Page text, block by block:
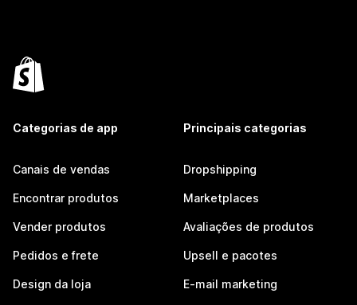
Categorias de app
Canais de vendas
Encontrar produtos
Vender produtos
Pedidos e frete
Design da loja
Principais categorias
Dropshipping
Marketplaces
Avaliações de produtos
Upsell e pacotes
E-mail marketing